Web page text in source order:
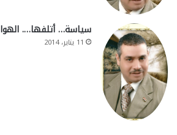
سياسة… أتلفها…. الهوا
11 يناير، 2014